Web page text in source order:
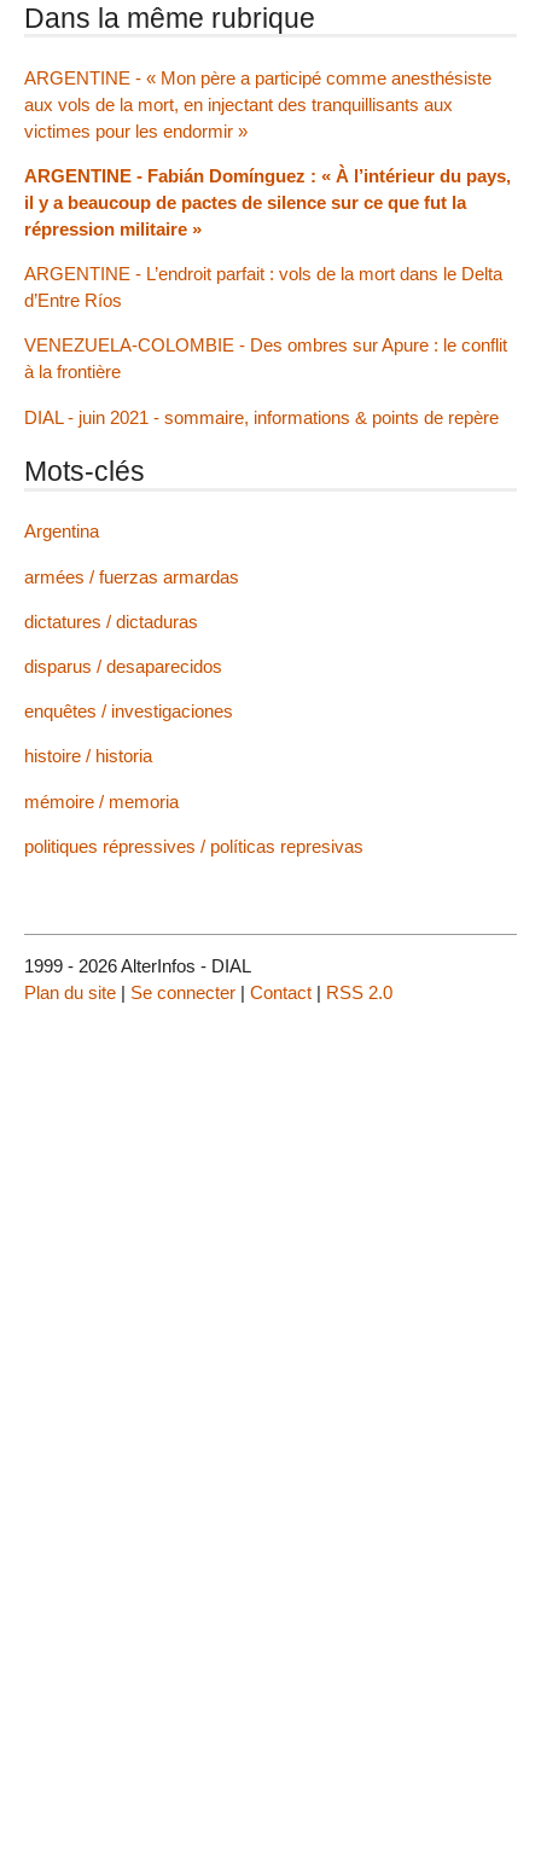
Dans la même rubrique
ARGENTINE - « Mon père a participé comme anesthésiste
aux vols de la mort, en injectant des tranquillisants aux
victimes pour les endormir »
ARGENTINE - Fabián Domínguez : « À l’intérieur du pays,
il y a beaucoup de pactes de silence sur ce que fut la
répression militaire »
ARGENTINE - L’endroit parfait : vols de la mort dans le Delta
d’Entre Ríos
VENEZUELA-COLOMBIE - Des ombres sur Apure : le conflit
à la frontière
DIAL - juin 2021 - sommaire, informations & points de repère
Mots-clés
Argentina
armées / fuerzas armardas
dictatures / dictaduras
disparus / desaparecidos
enquêtes / investigaciones
histoire / historia
mémoire / memoria
politiques répressives / políticas represivas
1999 - 2026 AlterInfos - DIAL
Plan du site | Se connecter | Contact | RSS 2.0